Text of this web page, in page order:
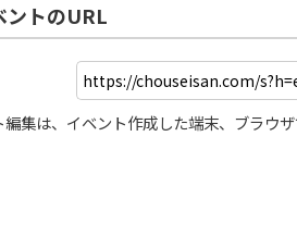
ントのURL
集は、イベント作成した端末、ブラウ